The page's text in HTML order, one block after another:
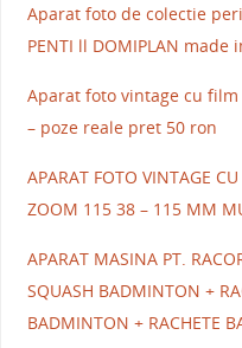
Aparat foto de colectie
PENTI ll DOMIPLAN
Aparat foto vintage cu film
– poze reale pret 50 ron
APARAT FOTO VINTAGE
ZOOM 115 38 – 115 MM
APARAT MASINA PT.
SQUASH BADMINTON +
BADMINTON + RACHETE